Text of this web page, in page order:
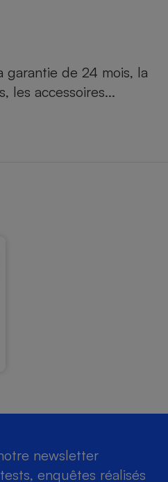
garantie de 24 mois, la
les accessoires...
newsletter
enquêtes réalisés